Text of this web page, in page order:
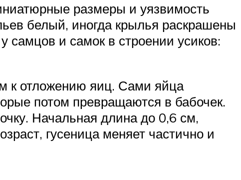
размеры и уязвимость
белый, иногда крылья раскрашены
самцов и самок в строении усиков:
к отложению яиц. Сами яйца
потом превращаются в бабочек.
Начальная длина до 0,6 см,
гусеница меняет частично и